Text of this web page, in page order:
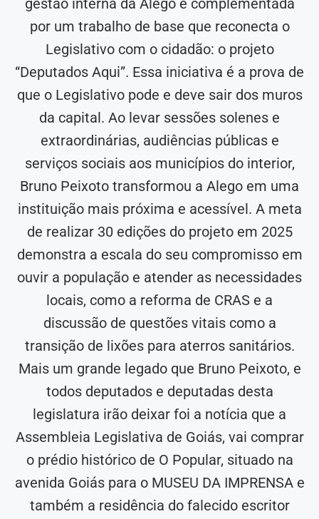
gestão interna da Alego é complementada
por um trabalho de base que reconecta o
Legislativo com o cidadão: o projeto
“Deputados Aqui”. Essa iniciativa é a prova de
que o Legislativo pode e deve sair dos muros
da capital. Ao levar sessões solenes e
extraordinárias, audiências públicas e
serviços sociais aos municípios do interior,
Bruno Peixoto transformou a Alego em uma
instituição mais próxima e acessível. A meta
de realizar 30 edições do projeto em 2025
demonstra a escala do seu compromisso em
ouvir a população e atender as necessidades
locais, como a reforma de CRAS e a
discussão de questões vitais como a
transição de lixões para aterros sanitários.
Mais um grande legado que Bruno Peixoto, e
todos deputados e deputadas desta
legislatura irão deixar foi a notícia que a
Assembleia Legislativa de Goiás, vai comprar
o prédio histórico de O Popular, situado na
avenida Goiás para o MUSEU DA IMPRENSA e
também a residência do falecido escritor